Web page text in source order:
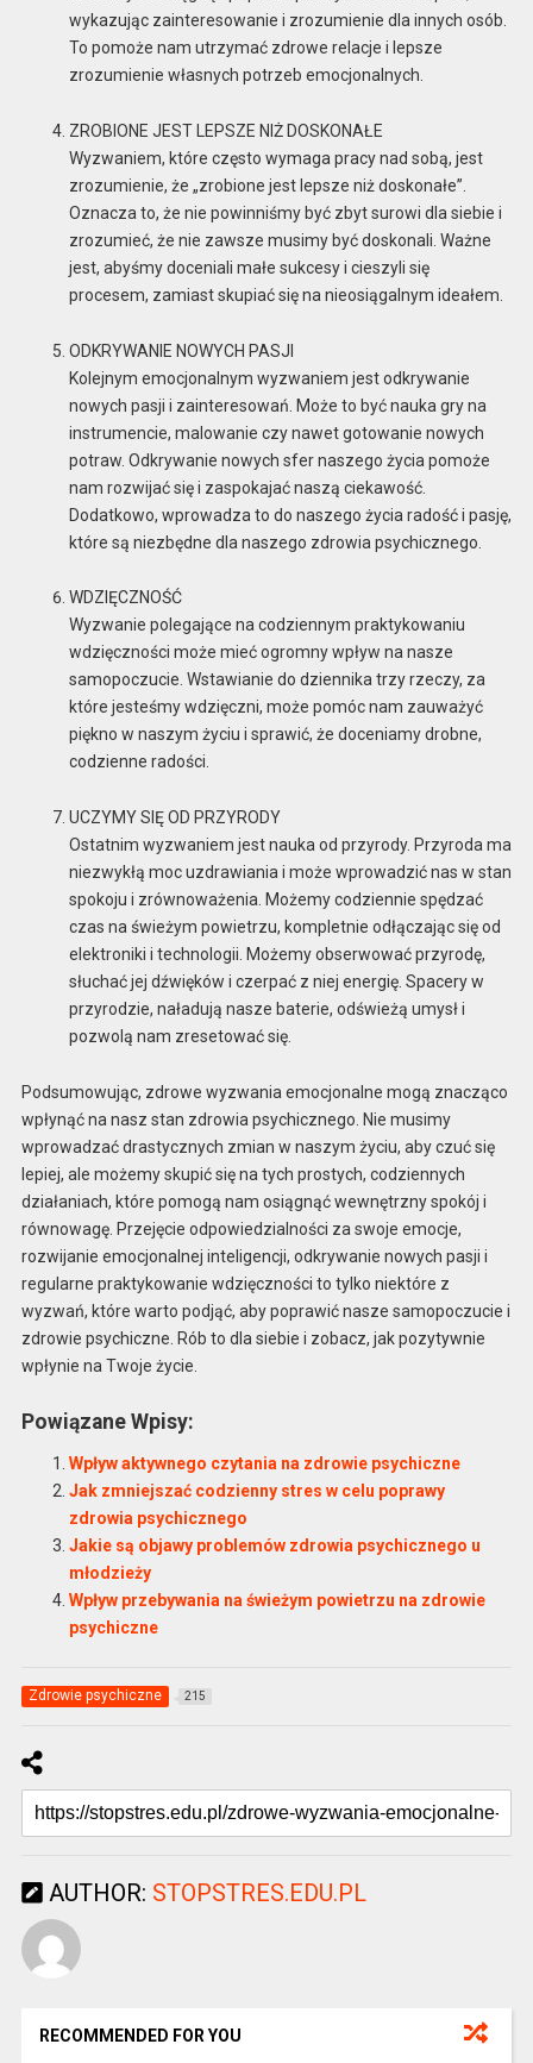
wykazując zainteresowanie i zrozumienie dla innych osób.
To pomoże nam utrzymać zdrowe relacje i lepsze
zrozumienie własnych potrzeb emocjonalnych.
ZROBIONE JEST LEPSZE NIŻ DOSKONAŁE
Wyzwaniem, które często wymaga pracy nad sobą, jest
zrozumienie, że „zrobione jest lepsze niż doskonałe”.
Oznacza to, że nie powinniśmy być zbyt surowi dla siebie i
zrozumieć, że nie zawsze musimy być doskonali. Ważne
jest, abyśmy doceniali małe sukcesy i cieszyli się
procesem, zamiast skupiać się na nieosiągalnym ideałem.
ODKRYWANIE NOWYCH PASJI
Kolejnym emocjonalnym wyzwaniem jest odkrywanie
nowych pasji i zainteresowań. Może to być nauka gry na
instrumencie, malowanie czy nawet gotowanie nowych
potraw. Odkrywanie nowych sfer naszego życia pomoże
nam rozwijać się i zaspokajać naszą ciekawość.
Dodatkowo, wprowadza to do naszego życia radość i pasję,
które są niezbędne dla naszego zdrowia psychicznego.
WDZIĘCZNOŚĆ
Wyzwanie polegające na codziennym praktykowaniu
wdzięczności może mieć ogromny wpływ na nasze
samopoczucie. Wstawianie do dziennika trzy rzeczy, za
które jesteśmy wdzięczni, może pomóc nam zauważyć
piękno w naszym życiu i sprawić, że doceniamy drobne,
codzienne radości.
UCZYMY SIĘ OD PRZYRODY
Ostatnim wyzwaniem jest nauka od przyrody. Przyroda ma
niezwykłą moc uzdrawiania i może wprowadzić nas w stan
spokoju i zrównoważenia. Możemy codziennie spędzać
czas na świeżym powietrzu, kompletnie odłączając się od
elektroniki i technologii. Możemy obserwować przyrodę,
słuchać jej dźwięków i czerpać z niej energię. Spacery w
przyrodzie, naładują nasze baterie, odświeżą umysł i
pozwolą nam zresetować się.
Podsumowując, zdrowe wyzwania emocjonalne mogą znacząco
wpłynąć na nasz stan zdrowia psychicznego. Nie musimy
wprowadzać drastycznych zmian w naszym życiu, aby czuć się
lepiej, ale możemy skupić się na tych prostych, codziennych
działaniach, które pomogą nam osiągnąć wewnętrzny spokój i
równowagę. Przejęcie odpowiedzialności za swoje emocje,
rozwijanie emocjonalnej inteligencji, odkrywanie nowych pasji i
regularne praktykowanie wdzięczności to tylko niektóre z
wyzwań, które warto podjąć, aby poprawić nasze samopoczucie i
zdrowie psychiczne. Rób to dla siebie i zobacz, jak pozytywnie
wpłynie na Twoje życie.
Powiązane Wpisy:
Wpływ aktywnego czytania na zdrowie psychiczne
Jak zmniejszać codzienny stres w celu poprawy
zdrowia psychicznego
Jakie są objawy problemów zdrowia psychicznego u
młodzieży
Wpływ przebywania na świeżym powietrzu na zdrowie
psychiczne
Zdrowie psychiczne 215
AUTHOR: STOPSTRES.EDU.PL
RECOMMENDED FOR YOU